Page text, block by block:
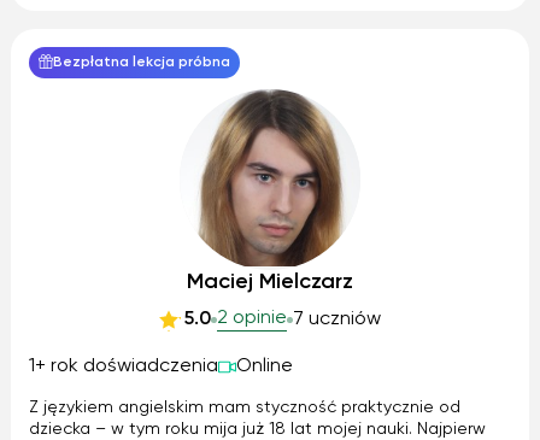
Bezpłatna lekcja próbna
Maciej Mielczarz
5.0 2 opinie 7 uczniów
1+ rok doświadczenia Online
Z językiem angielskim mam styczność praktycznie od
dziecka – w tym roku mija już 18 lat mojej nauki. Najpierw